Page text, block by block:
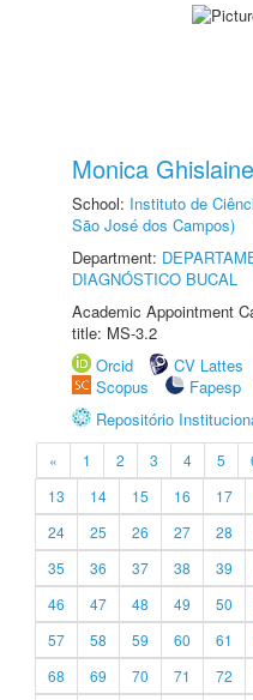
Monica
School: Instituto de
São José dos Campos)
Department:
DIAGNÓSTICO BUCAL
Academic Appointment
title: MS-3.2
Orcid
CV Lattes
Scopus
Fapesp
Repositório
« 1 2 3 4 5
13
14 15 16 17
24
25 26 27 28
35
36 37 38 39
46
47 48 49 50
57
58 59 60 61
68
69 70 71 72